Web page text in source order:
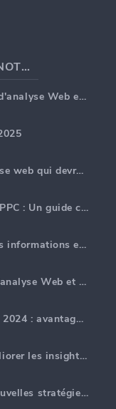
DERNIÈRES NOUVELLES DE NOTRE BLOG
Top 5 fonctionnalités des logiciels d'analyse Web en 2025
Top 5 tendances en matière d'analyse web qui devraient dominer en 2025
Générer des rapports de marketing PPC : Un guide complet
Analytique Web IA : Transformer les informations en données avec précision
Principales tendances en matière d'analyse Web et d'IA en 2024
Tendances du marketing par e-mail 2024 : avantages de l'hyper-personnalisation
Rapport d'analyse marketing : Améliorer les insights commerciaux
Données marketing AI Insights : Nouvelles stratégies commerciales pour 2024